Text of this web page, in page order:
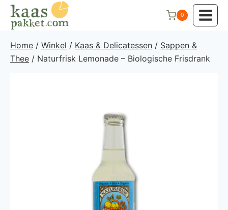
Doorgaan
naar
inhoud
0
Home / Winkel / Kaas & Delicatessen / Sappen &
Thee / Naturfrisk Lemonade – Biologische Frisdrank